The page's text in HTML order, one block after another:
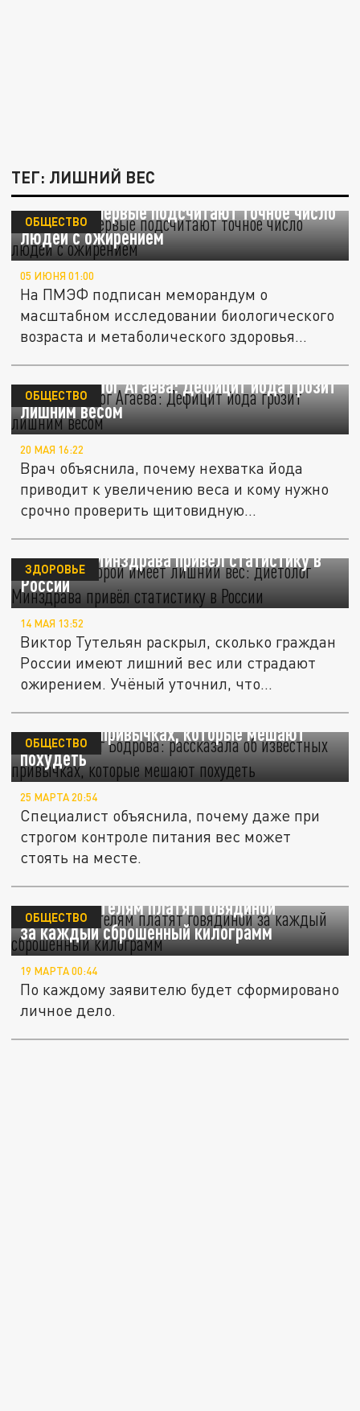
ТЕГ: ЛИШНИЙ ВЕС
В России впервые подсчитают точное число
людей с ожирением
ОБЩЕСТВО
05 ИЮНЯ 01:00
На ПМЭФ подписан меморандум о
масштабном исследовании биологического
возраста и метаболического здоровья...
Эндокринолог Агаева: Дефицит йода грозит
лишним весом
ОБЩЕСТВО
20 МАЯ 16:22
Врач объяснила, почему нехватка йода
приводит к увеличению веса и кому нужно
срочно проверить щитовидную...
Каждый второй имеет лишний вес:
диетолог Минздрава привёл статистику в
России
ЗДОРОВЬЕ
14 МАЯ 13:52
Виктор Тутельян раскрыл, сколько граждан
России имеют лишний вес или страдают
ожирением. Учёный уточнил, что...
Нутрициолог Бодрова: рассказала об
известных привычках, которые мешают
похудеть
ОБЩЕСТВО
25 МАРТА 20:54
Специалист объяснила, почему даже при
строгом контроле питания вес может
стоять на месте.
В Китае жителям платят говядиной
за каждый сброшенный килограмм
ОБЩЕСТВО
19 МАРТА 00:44
По каждому заявителю будет сформировано
личное дело.